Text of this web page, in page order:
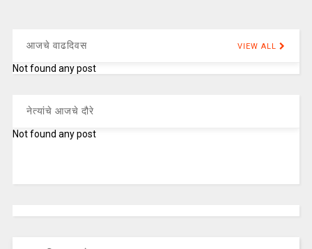
आजचे वाढदिवस VIEW ALL
Not found any post
नेत्यांचे आजचे दौरे
Not found any post